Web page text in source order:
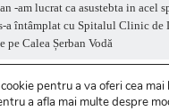
-am lucrat ca asustebta in acel
a întâmplat cu Spitalul Clinic de
pe Calea Șerban Vodă
pentru a va oferi cea
a afla mai multe despre